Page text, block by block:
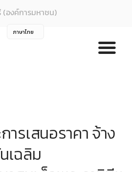
(องค์การมหาชน)
ารเสนอราคา จ้าง
เฉลิม